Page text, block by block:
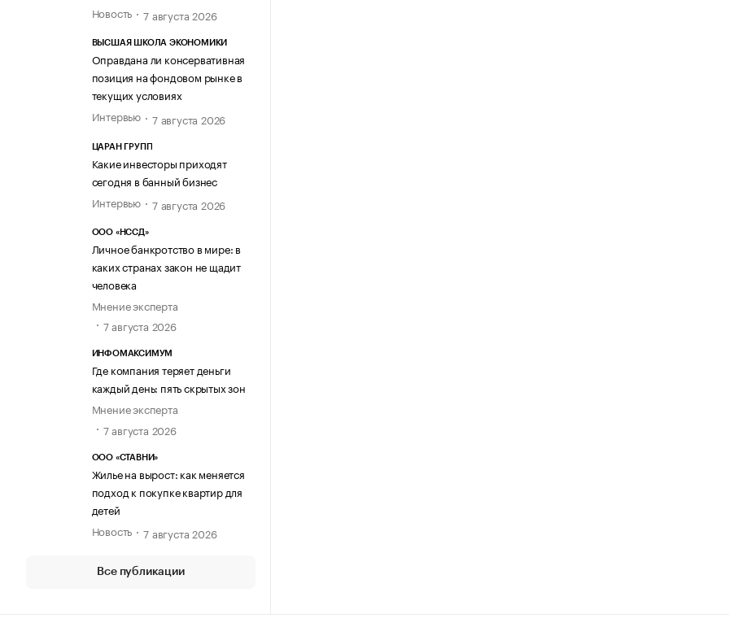
Новость
7 августа 2026
ВЫСШАЯ ШКОЛА ЭКОНОМИКИ
Оправдана ли консервативная
позиция на фондовом рынке в
текущих условиях
Интервью
7 августа 2026
ЦАРАН ГРУПП
Какие инвесторы приходят
сегодня в банный бизнес
Интервью
7 августа 2026
ООО «НССД»
Личное банкротство в мире: в
каких странах закон не щадит
человека
Мнение эксперта
7 августа 2026
ИНФОМАКСИМУМ
Где компания теряет деньги
каждый день: пять скрытых зон
Мнение эксперта
7 августа 2026
ООО «СТАВНИ»
Жилье на вырост: как меняется
подход к покупке квартир для
детей
Новость
7 августа 2026
Все публикации